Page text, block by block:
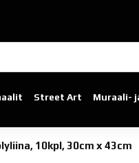
Street Art Muraali-
10kpl, 30cm x 43cm